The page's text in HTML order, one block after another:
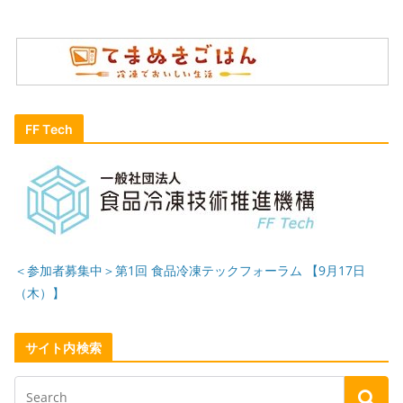
FF Tech
＜参加者募集中＞第1回 食品冷凍テックフォーラム 【9月17日
（木）】
サイト内検索